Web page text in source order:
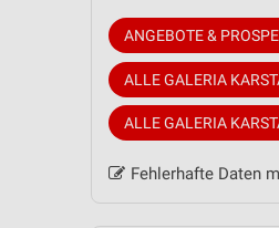
ANGEBOTE &
ALLE GALERIA
ALLE GALERIA
Fehlerhafte Daten